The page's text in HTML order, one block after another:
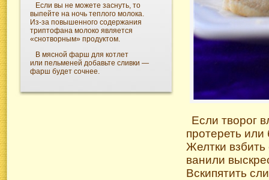
Если вы не можете заснуть, то
выпейте на ночь теплого молока.
Из-за повышенного содержания
триптофана молоко является
«снотворным» продуктом.
В мясной фарш для котлет
или пельменей добавьте сливки —
фарш будет сочнее.
Если творог
протереть или
Желтки
ванили
Вскипятить